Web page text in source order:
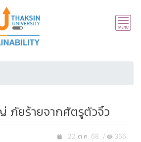
ภัยร้ายจากศัตรูตัวจิ๋ว
22 ต.ค. 68 / 366